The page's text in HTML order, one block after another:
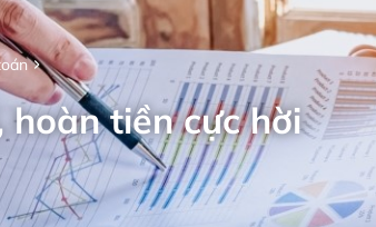
tiền cực hời